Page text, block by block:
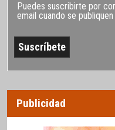
Puedes suscribirte por
email cuando se
Publicidad